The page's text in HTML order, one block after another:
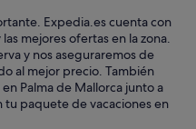
Expedia.es cuenta con
mejores ofertas en la zona.
y nos aseguraremos de
al mejor precio. También
Palma de Mallorca junto a
tu paquete de vacaciones en